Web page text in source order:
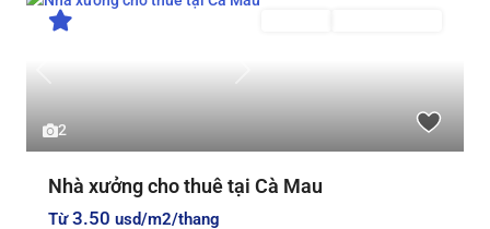
2
Previous Next
Nhà xưởng cho thuê tại Cà Mau
Từ3.50 usd/m2/thang